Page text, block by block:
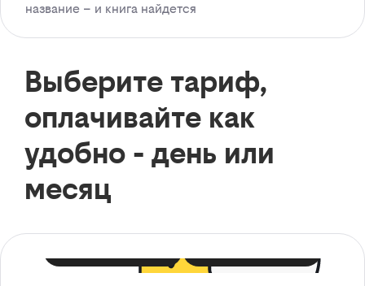
название – и книга найдется
Выберите тариф,
оплачивайте как
удобно - день или
месяц